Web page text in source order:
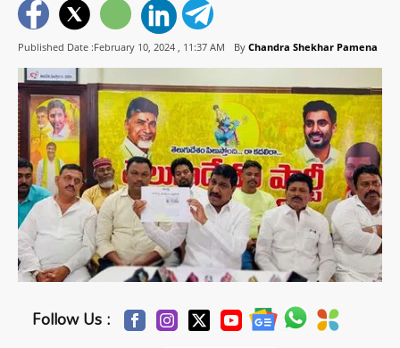
Published Date :February 10, 2024 , 11:37 AM By Chandra Shekhar Pamena
Follow Us :